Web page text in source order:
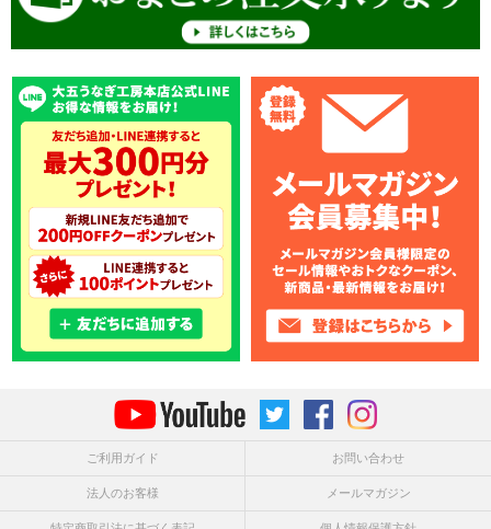
ご利用ガイド お問い合わせ
法人のお客様 メールマガジン